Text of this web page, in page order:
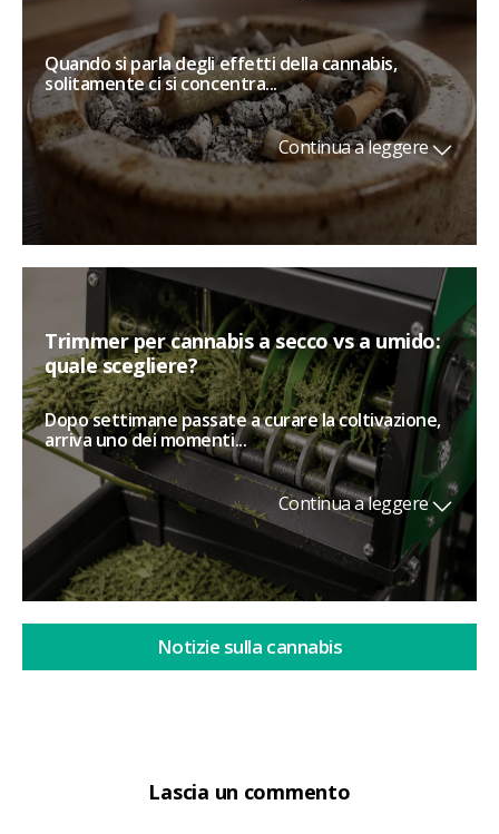
Lascia un commento
Quando si parla degli effetti della cannabis,
solitamente ci si concentra...
Continua a leggere
Trimmer per cannabis a secco vs a umido:
quale scegliere?
Dopo settimane passate a curare la coltivazione,
arriva uno dei momenti...
Continua a leggere
Notizie sulla cannabis